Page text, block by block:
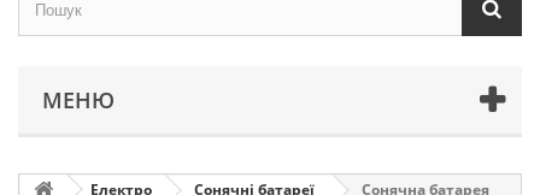
МЕНЮ
Електро Сонячні батареї
Сонячна батарея